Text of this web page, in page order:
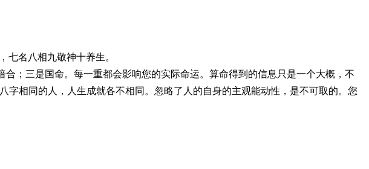
七名八相九敬神十养生。
；三是国命。每一重都会影响您的实际命运。算命得到的信息只是一个大概，不
相同的人，人生成就各不相同。忽略了人的自身的主观能动性，是不可取的。您